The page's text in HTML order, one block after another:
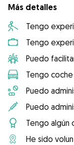
Más detalles
Tengo
Tengo
Puedo
Tengo
Puedo
Puedo
Tengo algún
He sido